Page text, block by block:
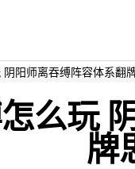
阳师离吞缚阵容体系翻
么玩
牌